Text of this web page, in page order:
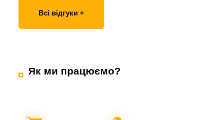
Всі відгуки +
Як ми працюємо?